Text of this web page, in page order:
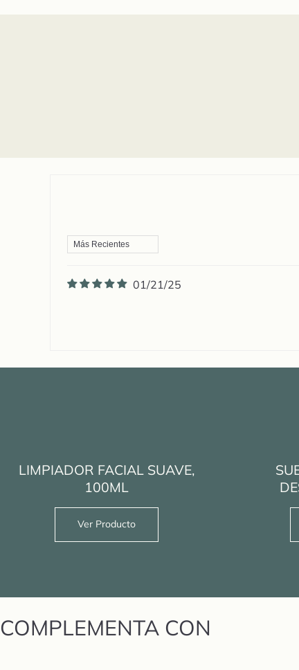
01/21/25
LIMPIADOR FACIAL SUAVE,
100ML
Ver Producto
COMPLEMENTA CON